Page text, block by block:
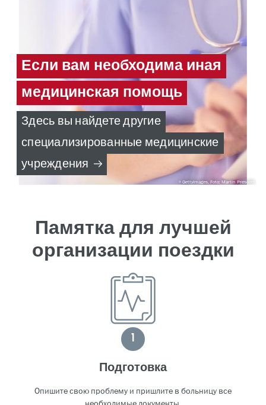
GettyImages, Foto: Martin Prescott
Если вам необходима иная
медицинская помощь
Здесь вы найдете другие
специализированные медицинские
учреждения
Памятка для лучшей
организации поездки
1
Подготовка
Опишите свою проблему и пришлите в больницу все